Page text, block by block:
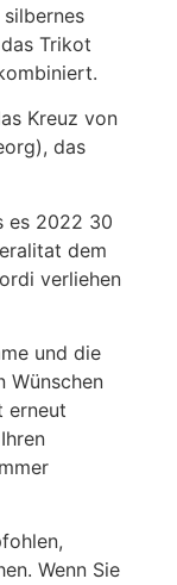
Trikot
Kreuz von
das
es 2022 30
dem
verliehen
und die
Wünschen
erneut
Wenn Sie